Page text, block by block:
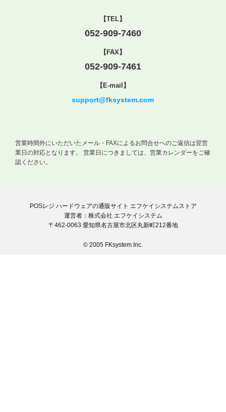
【TEL】
052-909-7460
【FAX】
052-909-7461
【E-mail】
support@fksystem.com
営業時間外にいただいたメール・FAXによるお問合せへのご返信は翌営
業日の対応となります。
営業日につきましては、営業カレンダーをご確
認ください。
POSレジ ハードウェアの通販サイト エフケイシステムストア
運営者：株式会社 エフケイシステム
〒462-0063 愛知県名古屋市北区丸新町212番地
© 2005 FKsystem Inc.